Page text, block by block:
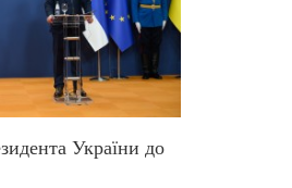
України до